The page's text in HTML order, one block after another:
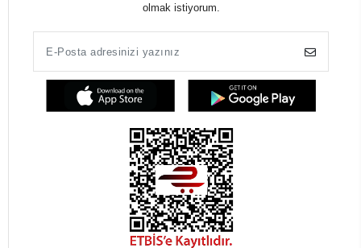
olmak istiyorum.